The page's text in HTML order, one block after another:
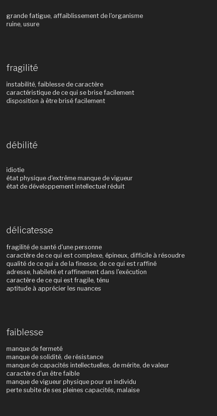
grande fatigue, affaiblissement de l'organisme
ruine, usure
fragilité
instabilité, faiblesse de caractère
caractéristique de ce qui se brise facilement
disposition à être brisé facilement
débilité
idiotie
état physique d'extrême manque de vigueur
état de développement intellectuel réduit
délicatesse
fragilité de santé d'une personne
caractère de ce qui est complexe, épineux, difficile à résoudre
qualité de ce qui a de la finesse, de ce qui est raffiné
adresse, habileté et raffinement dans l'exécution
caractère de ce qui est fragile, ténu
aptitude à apprécier les nuances
faiblesse
manque de fermeté
manque de solidité, de résistance
manque de capacités intellectuelles, de mérite, de valeur
caractère d'un être faible
manque de vigueur physique pour un individu
perte subite de ses pleines capacités, malaise